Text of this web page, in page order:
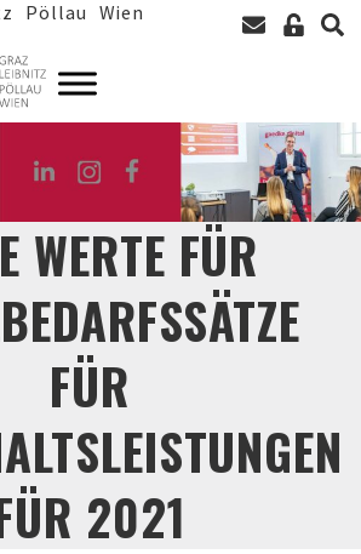
Pöllau Wien
WERTE FÜR
FÜR
2021